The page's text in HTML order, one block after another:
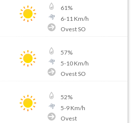
61%
6-11 Km/h
Ovest SO
57%
5-10Km/h
Ovest SO
52%
5-9Km/h
Ovest